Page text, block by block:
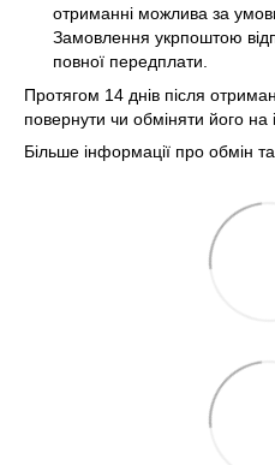
отриманні можлива за
Замовлення укрпоштою
повної передплати.
Протягом 14 днів після
повернути чи обміняти його на
Більше інформації про обмін